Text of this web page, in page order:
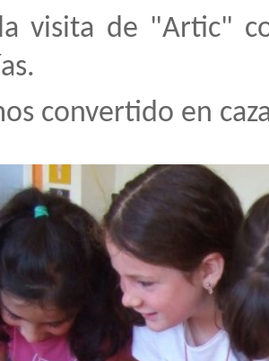
visita de "Artic"
convertido en